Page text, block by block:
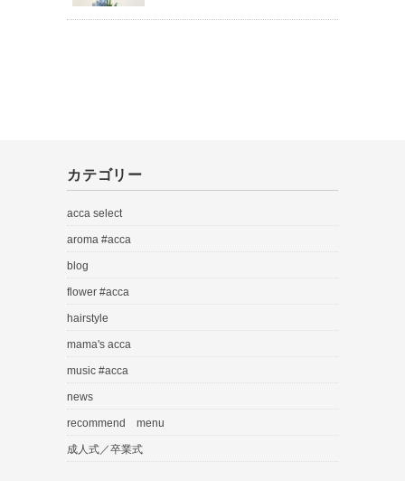
カテゴリー
acca select
aroma #acca
blog
flower #acca
hairstyle
mama's acca
music #acca
news
recommend menu
成人式／卒業式